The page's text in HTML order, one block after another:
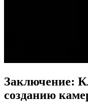
Заключение:
созданию